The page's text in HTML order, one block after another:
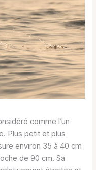
comme l’un
Plus petit et plus
environ 35 à 40 cm
de 90 cm. Sa